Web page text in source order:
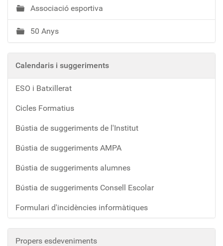
Associació esportiva
50 Anys
Calendaris i suggeriments
ESO i Batxillerat
Cicles Formatius
Bústia de suggeriments de l'Institut
Bústia de suggeriments AMPA
Bústia de suggeriments alumnes
Bústia de suggeriments Consell Escolar
Formulari d'incidències informàtiques
Propers esdeveniments